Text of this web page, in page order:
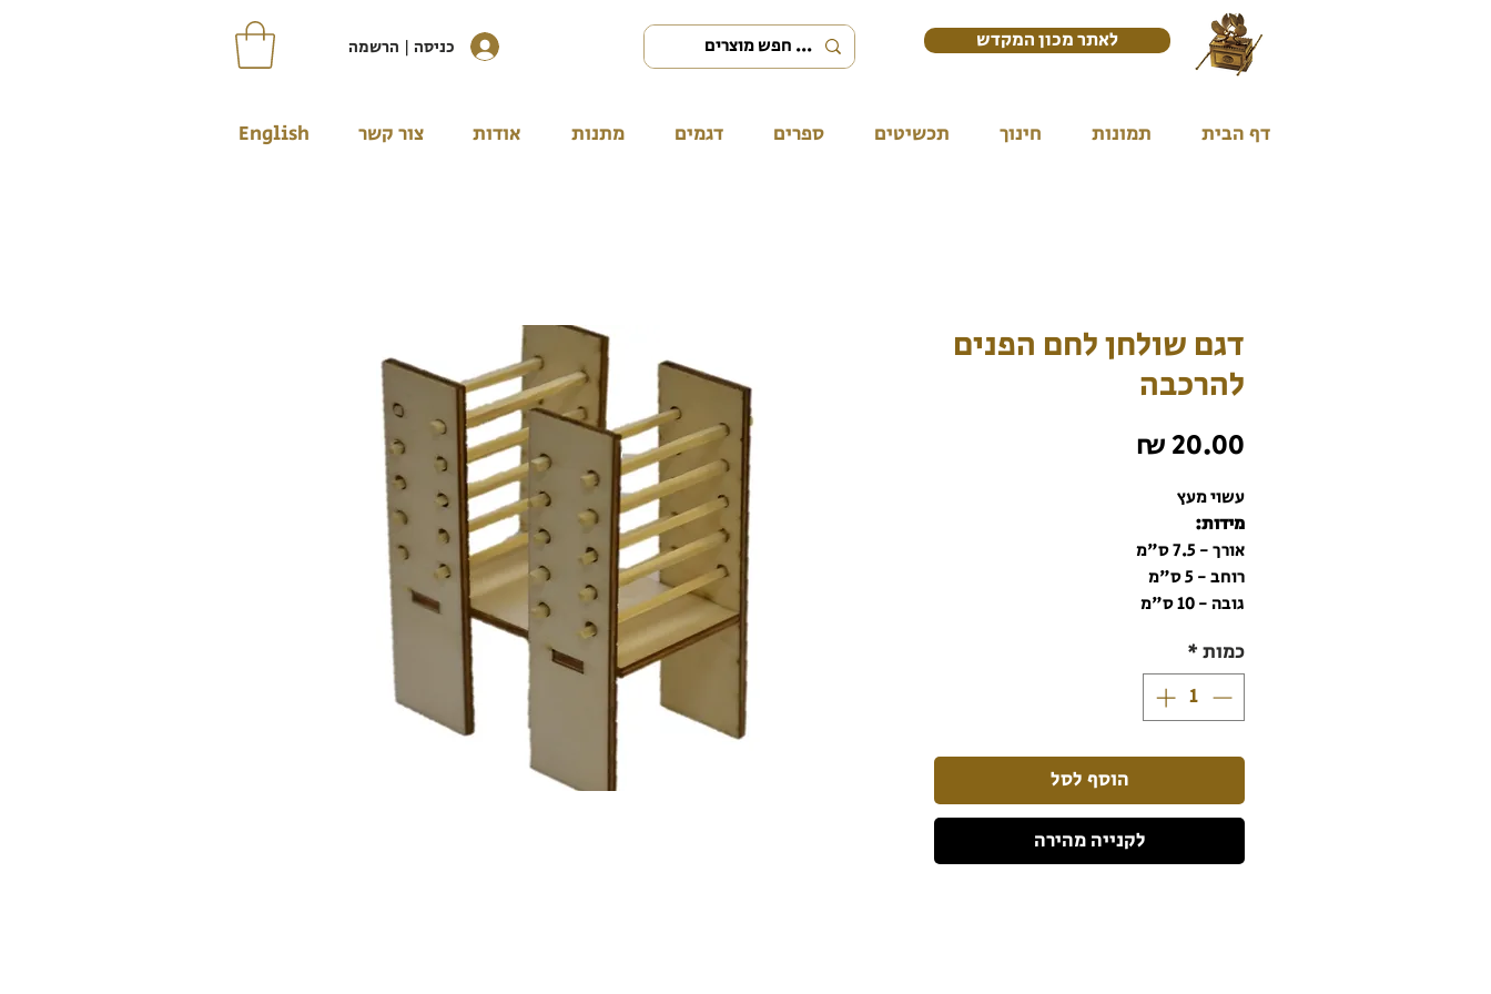
כניסה | הרשמה לאתר מכון המקדש
דף הבית תמונות חינוך תכשיטים ספרים דגמים מתנות אודות צור קשר English
דגם שולחן לחם הפנים
להרכבה
עשוי מעץ
מידות:
אורך - 7.5 ס"מ
רוחב - 5 ס"מ
גובה - 10 ס"מ
כמות*
הוסף לסל
לקנייה מהירה